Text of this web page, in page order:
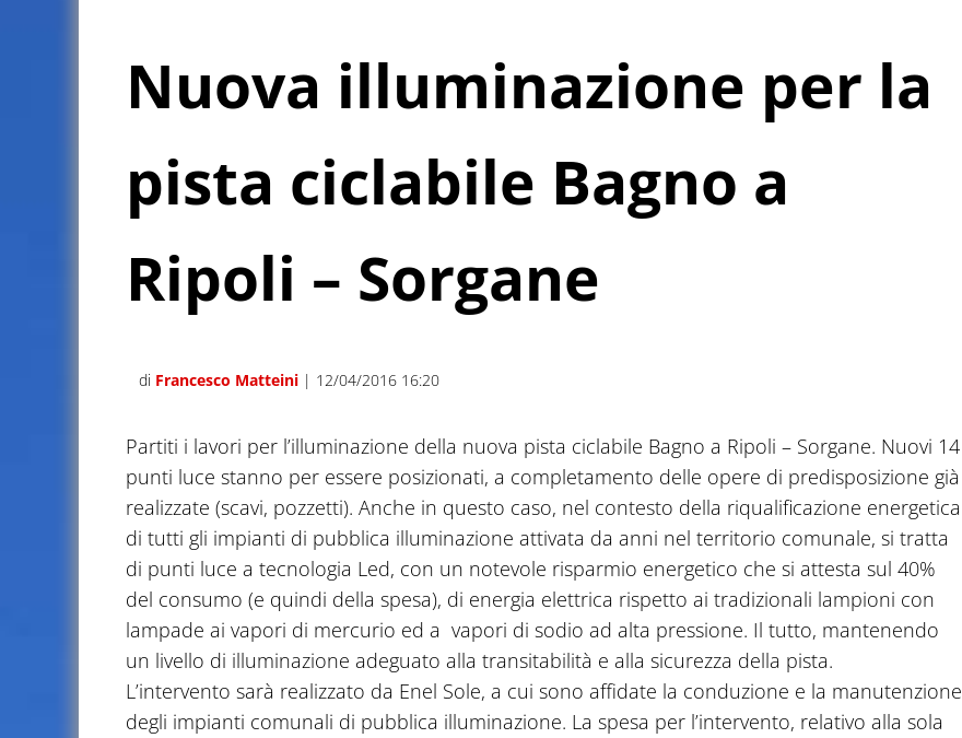
Nuova illuminazione per la
pista ciclabile Bagno a
Ripoli – Sorgane
di Francesco Matteini | 12/04/2016 16:20
Partiti i lavori per l’illuminazione della nuova pista ciclabile Bagno a Ripoli – Sorgane. Nuovi 14
punti luce stanno per essere posizionati, a completamento delle opere di predisposizione già
realizzate (scavi, pozzetti). Anche in questo caso, nel contesto della riqualificazione energetica
di tutti gli impianti di pubblica illuminazione attivata da anni nel territorio comunale, si tratta
di punti luce a tecnologia Led, con un notevole risparmio energetico che si attesta sul 40%
del consumo (e quindi della spesa), di energia elettrica rispetto ai tradizionali lampioni con
lampade ai vapori di mercurio ed a vapori di sodio ad alta pressione. Il tutto, mantenendo
un livello di illuminazione adeguato alla transitabilità e alla sicurezza della pista.
L’intervento sarà realizzato da Enel Sole, a cui sono affidate la conduzione e la manutenzione
degli impianti comunali di pubblica illuminazione. La spesa per l’intervento, relativo alla sola